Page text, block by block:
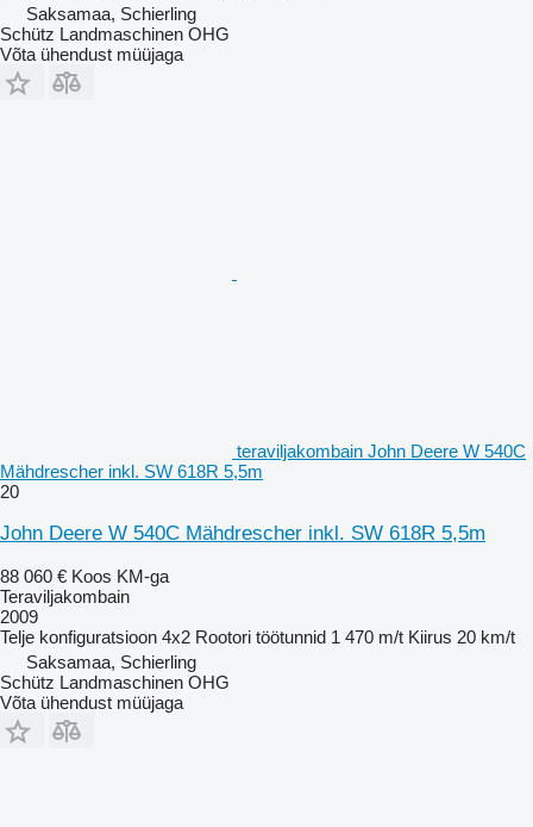
Saksamaa, Schierling
Schütz Landmaschinen OHG
Võta ühendust müüjaga
teraviljakombain John Deere W 540C
Mähdrescher inkl. SW 618R 5,5m
20
John Deere W 540C Mähdrescher inkl. SW 618R 5,5m
88 060 € Koos KM-ga
Teraviljakombain
2009
Telje konfiguratsioon 4x2 Rootori töötunnid 1 470 m/t Kiirus 20 km/t
Saksamaa, Schierling
Schütz Landmaschinen OHG
Võta ühendust müüjaga